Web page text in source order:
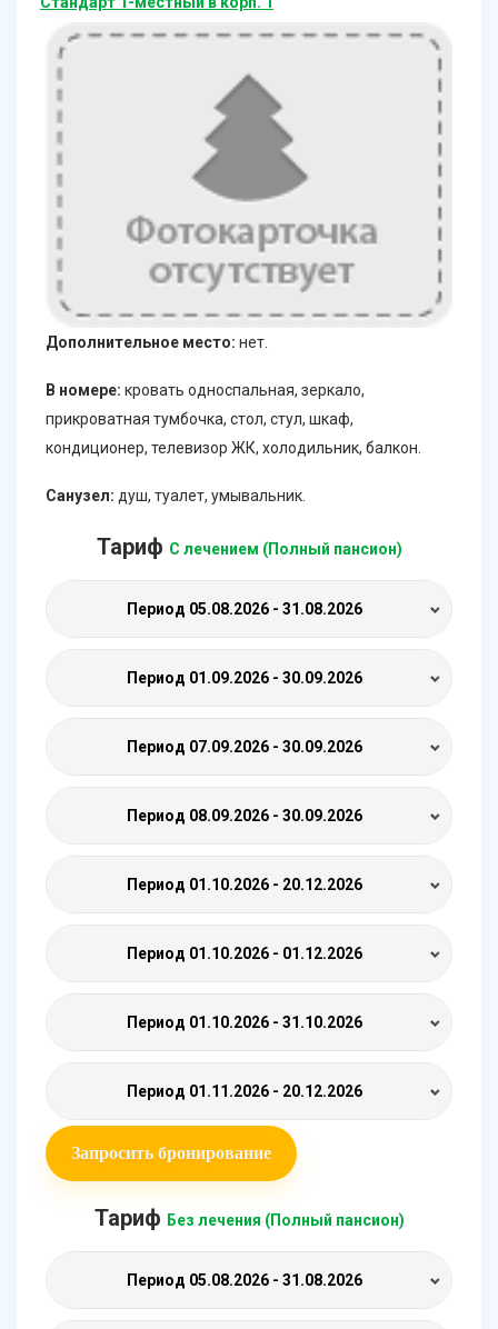
Дополнительное место: нет.
В номере: кровать односпальная, зеркало,
прикроватная тумбочка, стол, стул, шкаф,
кондиционер, телевизор ЖК, холодильник, балкон.
Санузел: душ, туалет, умывальник.
Тариф С лечением (Полный пансион)
Период 05.08.2026 - 31.08.2026
Период 01.09.2026 - 30.09.2026
Период 07.09.2026 - 30.09.2026
Период 08.09.2026 - 30.09.2026
Период 01.10.2026 - 20.12.2026
Период 01.10.2026 - 01.12.2026
Период 01.10.2026 - 31.10.2026
Период 01.11.2026 - 20.12.2026
Запросить бронирование
Тариф Без лечения (Полный пансион)
Период 05.08.2026 - 31.08.2026